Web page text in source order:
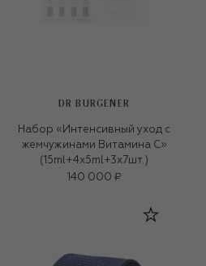
DR BURGENER
Набор «Интенсивный уход с
жемчужинами Витамина С»
(15ml+4x5ml+3x7шт.)
140 000 ₽